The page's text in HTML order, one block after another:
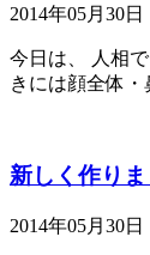
2014年05月30日
今日は、 人相
きには顔全体
新しく作りま
2014年05月30日